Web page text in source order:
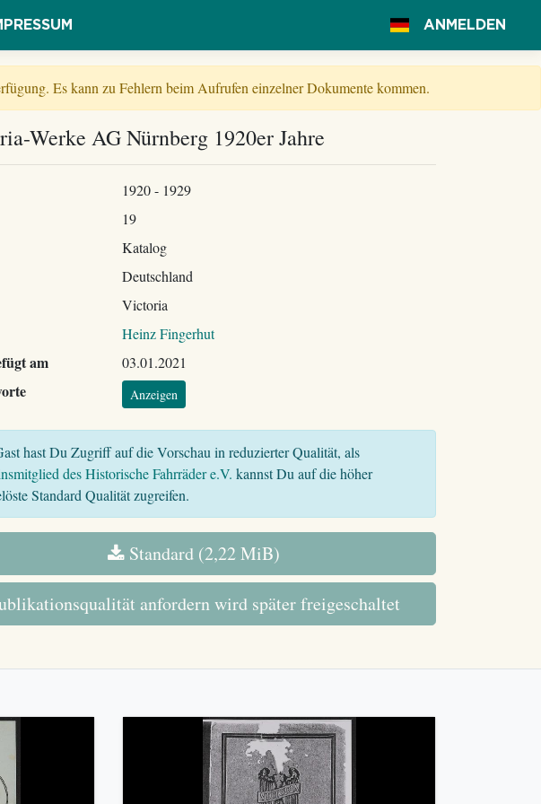
ANMELDEN
Es kann zu Fehlern beim Aufrufen einzelner Dokumente kommen.
Werke AG Nürnberg 1920er Jahre
1920 - 1929
19
Katalog
Deutschland
Victoria
Heinz Fingerhut
am 03.01.2021
Anzeigen
hast Du Zugriff auf die Vorschau in reduzierter Qualität, als
des Historische Fahrräder e.V. kannst Du auf die höher
Standard Qualität zugreifen.
Standard (2,22 MiB)
anfordern wird später freigeschaltet